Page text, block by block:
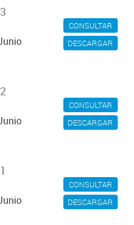
CONSULTAR
DESCARGAR
CONSULTAR
DESCARGAR
CONSULTAR
DESCARGAR